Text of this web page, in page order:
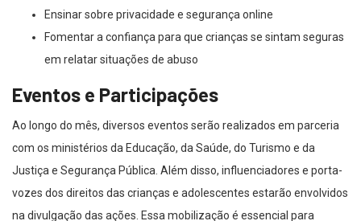
Ensinar sobre privacidade e segurança online
Fomentar a confiança para que crianças se sintam seguras
em relatar situações de abuso
Eventos e Participações
Ao longo do mês, diversos eventos serão realizados em parceria
com os ministérios da Educação, da Saúde, do Turismo e da
Justiça e Segurança Pública. Além disso, influenciadores e porta-
vozes dos direitos das crianças e adolescentes estarão envolvidos
na divulgação das ações. Essa mobilização é essencial para